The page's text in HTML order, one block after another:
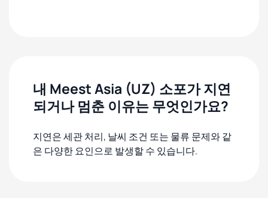
내 Meest Asia (UZ) 소포가 지연
되거나 멈춘 이유는 무엇인가요?
지연은 세관 처리, 날씨 조건 또는 물류 문제와 같
은 다양한 요인으로 발생할 수 있습니다.